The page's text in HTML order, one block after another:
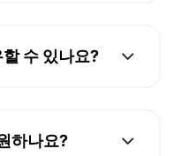
수 있나요?
하나요?